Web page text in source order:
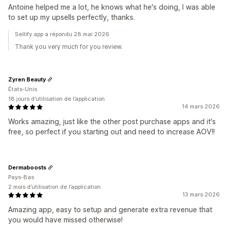
Antoine helped me a lot, he knows what he's doing, I was able
to set up my upsells perfectly, thanks.
Sellify app a répondu 28 mai 2026
Thank you very much for you review.
14 mars 2026
Works amazing, just like the other post purchase apps and it's
free, so perfect if you starting out and need to increase AOV!!
Zyren Beauty
États-Unis
18 jours d’utilisation de l’application
13 mars 2026
Amazing app, easy to setup and generate extra revenue that
you would have missed otherwise!
Dermaboosts
Pays-Bas
2 mois d’utilisation de l’application